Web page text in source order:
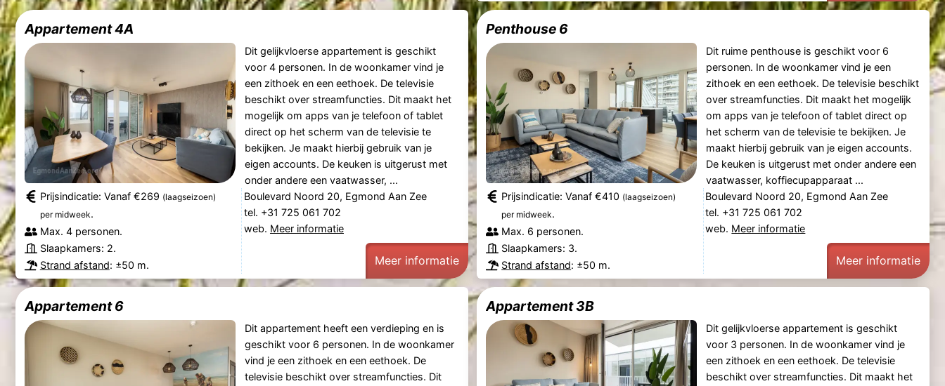
Appartement 4A
Dit gelijkvloerse appartement is geschikt
voor 4 personen. In de woonkamer vind je
een zithoek en een eethoek. De televisie
beschikt over streamfuncties. Dit maakt het
mogelijk om apps van je telefoon of tablet
direct op het scherm van de televisie te
bekijken. Je maakt hierbij gebruik van je
eigen accounts. De keuken is uitgerust met
onder andere een vaatwasser, ...
Prijsindicatie: Vanaf €269 (laagseizoen)
per midweek.
Max. 4 personen.
Slaapkamers: 2.
Strand afstand: ±50 m.
Boulevard Noord 20, Egmond Aan Zee
tel. +31 725 061 702
web. Meer informatie
Meer informatie
Penthouse 6
Dit ruime penthouse is geschikt voor 6
personen. In de woonkamer vind je een
zithoek en een eethoek. De televisie beschikt
over streamfuncties. Dit maakt het mogelijk
om apps van je telefoon of tablet direct op
het scherm van de televisie te bekijken. Je
maakt hierbij gebruik van je eigen accounts.
De keuken is uitgerust met onder andere een
vaatwasser, koffiecupapparaat ...
Prijsindicatie: Vanaf €410 (laagseizoen)
per midweek.
Max. 6 personen.
Slaapkamers: 3.
Strand afstand: ±50 m.
Boulevard Noord 20, Egmond Aan Zee
tel. +31 725 061 702
web. Meer informatie
Meer informatie
Appartement 6
Dit appartement heeft een verdieping en is
geschikt voor 6 personen. In de woonkamer
vind je een zithoek en een eethoek. De
televisie beschikt over streamfuncties. Dit
Appartement 3B
Dit gelijkvloerse appartement is geschikt
voor 3 personen. In de woonkamer vind je
een zithoek en een eethoek. De televisie
beschikt over streamfuncties. Dit maakt het